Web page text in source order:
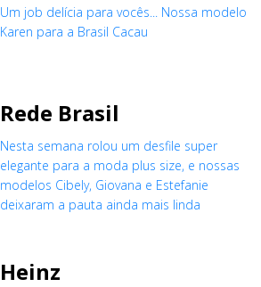
Um job delícia para vocês... Nossa modelo
Karen para a Brasil Cacau
Rede Brasil
Nesta semana rolou um desfile super
elegante para a moda plus size, e nossas
modelos Cibely, Giovana e Estefanie
deixaram a pauta ainda mais linda
Heinz